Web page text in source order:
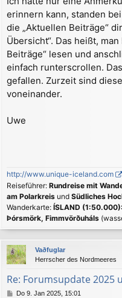
erinnern kann, standen
die „Aktuellen Beiträge“
Übersicht“. Das heißt,
Beiträge“ lesen und
einfach runterscrollen.
gefallen. Zurzeit sind
voneinander.
Uwe
http://www.unique-iceland.com
Reiseführer: Rundreise mit
am Polarkreis und Südliches
Wanderkarte: ÍSLAND
Þórsmörk, Fimmvörðuháls
Vaðfuglar
Herrscher des Nordmeeres
Re: Forumsupdate 2025
BDo 9. Jan 2025, 15:01